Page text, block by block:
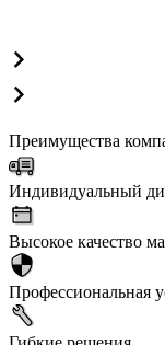
Преимущества
Индивидуальный
Высокое качество
Профессиональная